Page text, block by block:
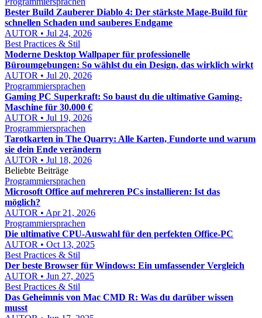
Bester Build Zauberer Diablo 4: Der stärkste Mage-Build für
schnellen Schaden und sauberes Endgame
AUTOR • Jul 24, 2026
Best Practices & Stil
Moderne Desktop Wallpaper für professionelle
Büroumgebungen: So wählst du ein Design, das wirklich wirkt
AUTOR • Jul 20, 2026
Programmiersprachen
Gaming PC Superkraft: So baust du die ultimative Gaming-
Maschine für 30.000 €
AUTOR • Jul 19, 2026
Programmiersprachen
Tarotkarten in The Quarry: Alle Karten, Fundorte und warum
sie dein Ende verändern
AUTOR • Jul 18, 2026
Beliebte Beiträge
Programmiersprachen
Microsoft Office auf mehreren PCs installieren: Ist das
möglich?
AUTOR • Apr 21, 2026
Programmiersprachen
Die ultimative CPU-Auswahl für den perfekten Office-PC
AUTOR • Oct 13, 2025
Best Practices & Stil
Der beste Browser für Windows: Ein umfassender Vergleich
AUTOR • Jun 27, 2025
Best Practices & Stil
Das Geheimnis von Mac CMD R: Was du darüber wissen
musst